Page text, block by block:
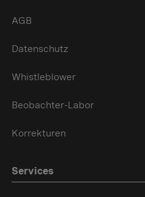
AGB
Datenschutz
Whistleblower
Beobachter-Labor
Korrekturen
Services